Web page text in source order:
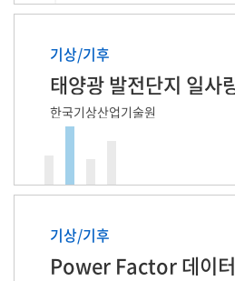
기상/기후
한국기상산업기술원
기상/기후
Power Factor 데이터